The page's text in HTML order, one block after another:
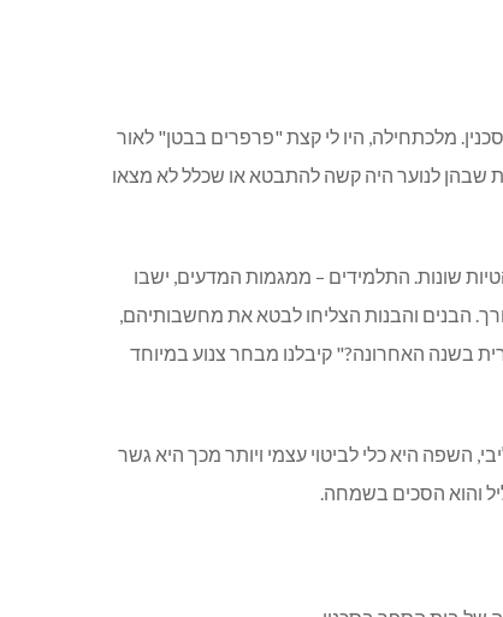
מלכתחילה, היו לי קצת "פרפרים בבטן" לאור
שבהן לנוער היה קשה להתבטא או שכלל לא מצאו
שונות. התלמידים – ממגמות המדעים, ישבו
הבנים והבנות הצליחו לבטא את מחשבותיהם,
בשנה האחרונה?" קיבלנו מבחר צנוע במיוחד
היא כלי לביטוי עצמי ויותר מכך היא גשר
והוא הסכים בשמחה.